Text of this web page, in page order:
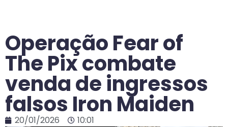
Operação Fear of
The Pix combate
venda de ingressos
falsos Iron Maiden
20/01/2026 10:01